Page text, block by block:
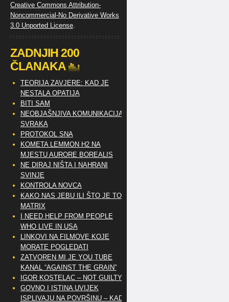
Creative Commons Attribution-
Noncommercial-No Derivative Works
3.0 Unported License.
ZADNJIH 200
ČLANAKA
TEORIJA ZAVJERE: KAD JE
NESTALA OPATIJA
BITI SAM
NEOBJAŠNJIVA KOMUNIKACIJA
SVRAKA
PROTOKOL SNA
KOMETA LEMMON H2 NA
MJESTU AURORE BOREALIS
NE DIRAJ NIŠTA I NAHRANI
SVINJE
KONTROLA NOVCA
KAKO NAS JEBU ILI ŠTO JE TO
MATRIX
I NEED HELP FROM PEOPLE
WHO LIVE IN USA
LINKOVI NA FILMOVE KOJE
MORATE POGLEDATI
ZATVOREN MI JE YOU TUBE
KANAL “AGAINST THE GRAIN”
IGOR KOSTELAC – NOT GUILTY
GOVNO I ISTINA UVIJEK
ISPLIVAJU NA POVRŠINU – KAD